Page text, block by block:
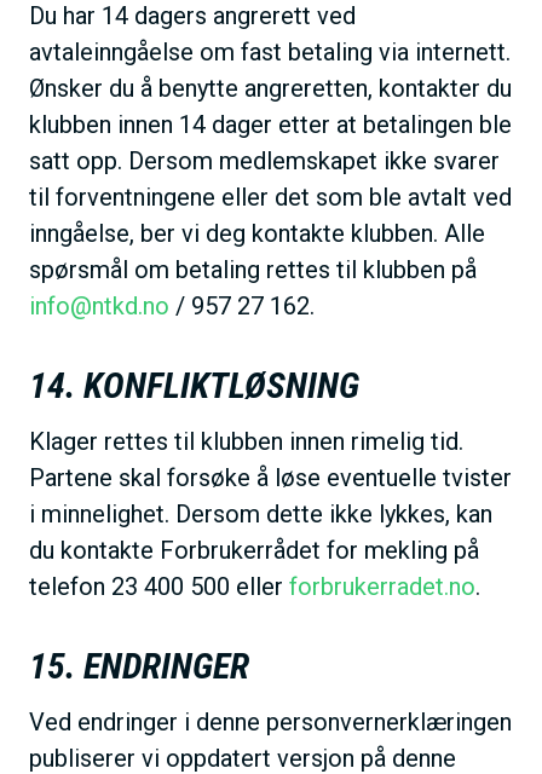
Du har 14 dagers angrerett ved
avtaleinngåelse om fast betaling via internett.
Ønsker du å benytte angreretten, kontakter du
klubben innen 14 dager etter at betalingen ble
satt opp. Dersom medlemskapet ikke svarer
til forventningene eller det som ble avtalt ved
inngåelse, ber vi deg kontakte klubben. Alle
spørsmål om betaling rettes til klubben på
info@ntkd.no / 957 27 162.
14. KONFLIKTLØSNING
Klager rettes til klubben innen rimelig tid.
Partene skal forsøke å løse eventuelle tvister
i minnelighet. Dersom dette ikke lykkes, kan
du kontakte Forbrukerrådet for mekling på
telefon 23 400 500 eller forbrukerradet.no.
15. ENDRINGER
Ved endringer i denne personvernerklæringen
publiserer vi oppdatert versjon på denne